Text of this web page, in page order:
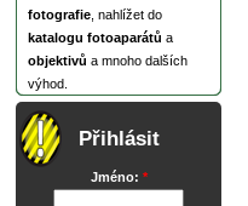
fotografie , nahlížet do
katalogu fotoaparátů a
objektivů a mnoho dalších
výhod.
Přihlásit
Jméno: *